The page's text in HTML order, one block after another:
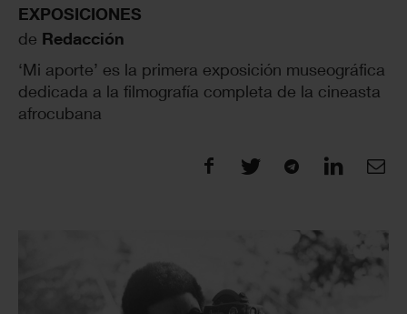
EXPOSICIONES
de Redacción
‘Mi aporte’ es la primera exposición museográfica
dedicada a la filmografía completa de la cineasta
afrocubana